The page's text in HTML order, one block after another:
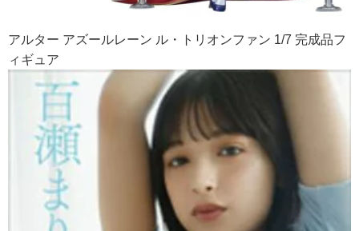
アルター アズールレーン ル・トリオンファン 1/7 完成品フ
ィギュア